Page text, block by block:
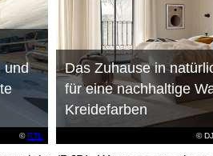
©RTL
und
©
Das Zuhause in
für eine nachhaltige
Kreidefarben